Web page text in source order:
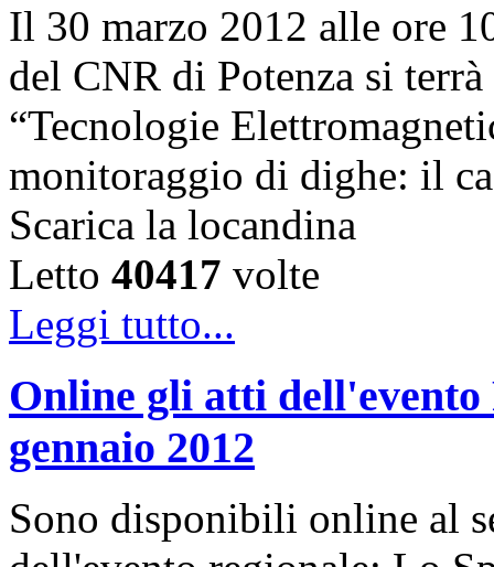
Il 30 marzo 2012 alle ore
del CNR di Potenza si
“Tecnologie
monitoraggio di dighe: il
Scarica la locandina
Letto 40417 volte
Leggi tutto...
Online gli atti
gennaio 2012
Sono disponibili online al